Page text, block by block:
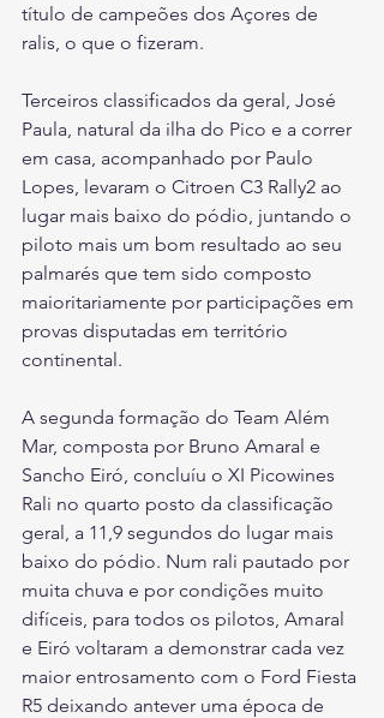
título de campeões dos Açores de
ralis, o que o fizeram.
Terceiros classificados da geral, José
Paula, natural da ilha do Pico e a correr
em casa, acompanhado por Paulo
Lopes, levaram o Citroen C3 Rally2 ao
lugar mais baixo do pódio, juntando o
piloto mais um bom resultado ao seu
palmarés que tem sido composto
maioritariamente por participações em
provas disputadas em território
continental.
A segunda formação do Team Além
Mar, composta por Bruno Amaral e
Sancho Eiró, concluíu o XI Picowines
Rali no quarto posto da classificação
geral, a 11,9 segundos do lugar mais
baixo do pódio. Num rali pautado por
muita chuva e por condições muito
difíceis, para todos os pilotos, Amaral
e Eiró voltaram a demonstrar cada vez
maior entrosamento com o Ford Fiesta
R5 deixando antever uma época de